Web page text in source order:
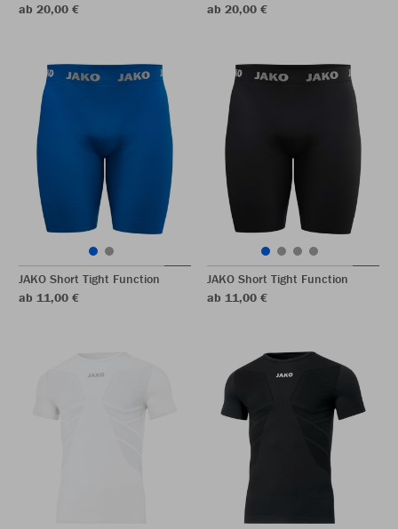
ab 20,00 €
ab 20,00 €
JAKO Short Tight Function
ab 11,00 €
JAKO Short Tight Function
ab 11,00 €